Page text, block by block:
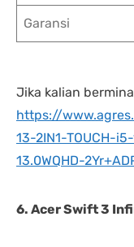
Garansi
Jika kalian
https://
13-2IN1-TOUCH-
13.0WQHD-
6. Acer Swift 3